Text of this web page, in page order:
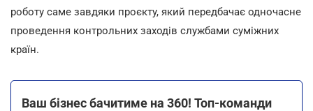
роботу саме завдяки проєкту, який передбачає одночасне
проведення контрольних заходів службами суміжних
країн.
Ваш бізнес бачитиме на 360! Топ-команди